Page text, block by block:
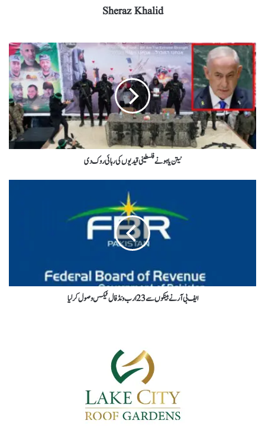
Sheraz Khalid
نیتن یاہو نےفلسطینی قیدیوں کی رہائی روک دی
ایف بی آر نےبینکوں سے 23 ارب ونڈ فال ٹیکس وصول کرلیا